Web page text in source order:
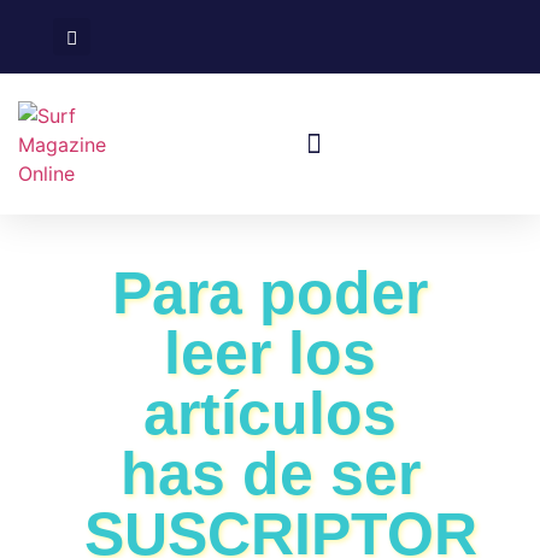
Para poder
leer los
artículos
has de ser
SUSCRIPTOR